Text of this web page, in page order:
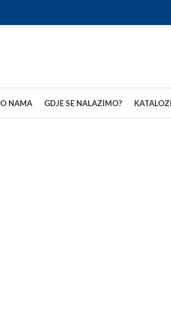
O NAMA GDJE SE NALAZIMO? KATALOZI